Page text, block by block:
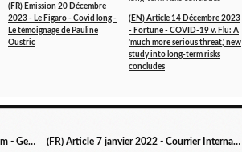
(FR) Emission 20 Décembre
2023 - Le Figaro - Covid long -
Le témoignage de Pauline
Oustric
(EN) Article 14 Décembre 2023
- Fortune - COVID-19 v. Flu: A
'much more serious threat,' new
study into long-term risks
concludes
(FR) Article 13 Décembre 2021 - Mypharma-editions.com - GeNeuro obtient 6,4 millions d'euros du gouvernement suisse pour le développement du temelimab contre le COVID long (FR) Article 7 janvier 2022 - Courrier International - Santé. Selon un sondage, 1,3 million de Britanniques souffriraient de "Covid long"